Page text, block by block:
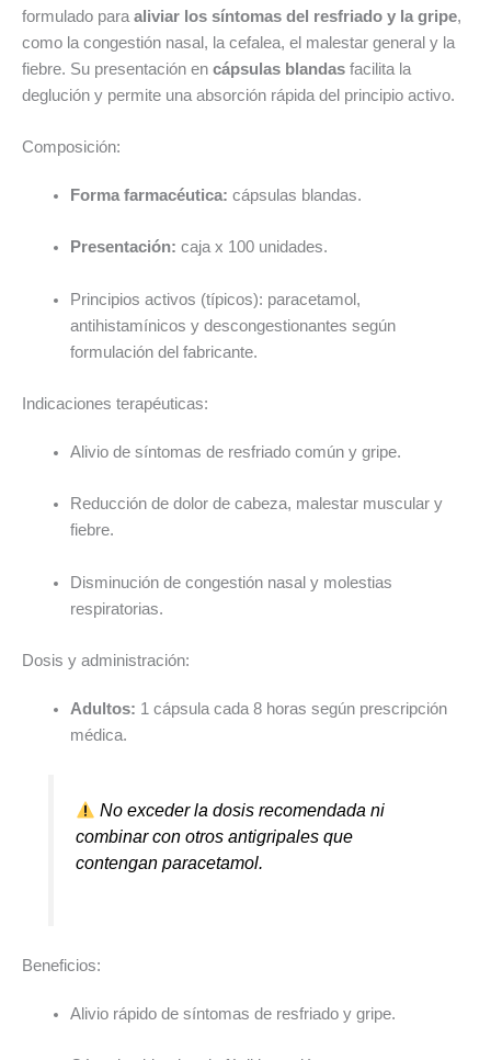
formulado para aliviar los síntomas del resfriado y la gripe,
como la congestión nasal, la cefalea, el malestar general y la
fiebre. Su presentación en cápsulas blandas facilita la
deglución y permite una absorción rápida del principio activo.
Composición:
Forma farmacéutica: cápsulas blandas.
Presentación: caja x 100 unidades.
Principios activos (típicos): paracetamol,
antihistamínicos y descongestionantes según
formulación del fabricante.
Indicaciones terapéuticas:
Alivio de síntomas de resfriado común y gripe.
Reducción de dolor de cabeza, malestar muscular y
fiebre.
Disminución de congestión nasal y molestias
respiratorias.
Dosis y administración:
Adultos: 1 cápsula cada 8 horas según prescripción
médica.
No exceder la dosis recomendada ni
combinar con otros antigripales que
contengan paracetamol.
Beneficios:
Alivio rápido de síntomas de resfriado y gripe.